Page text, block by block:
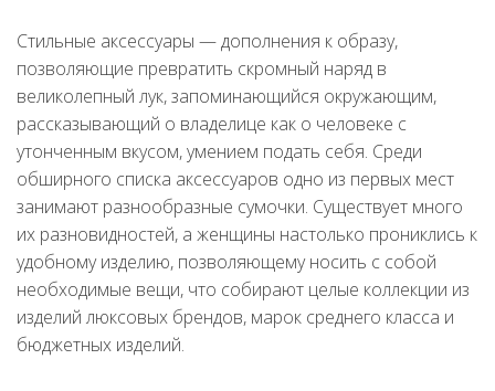
Стильные аксессуары — дополнения к образу,
позволяющие превратить скромный наряд в
великолепный лук, запоминающийся окружающим,
рассказывающий о владелице как о человеке с
утонченным вкусом, умением подать себя. Среди
обширного списка аксессуаров одно из первых мест
занимают разнообразные сумочки. Существует много
их разновидностей, а женщины настолько прониклись к
удобному изделию, позволяющему носить с собой
необходимые вещи, что собирают целые коллекции из
изделий люксовых брендов, марок среднего класса и
бюджетных изделий.